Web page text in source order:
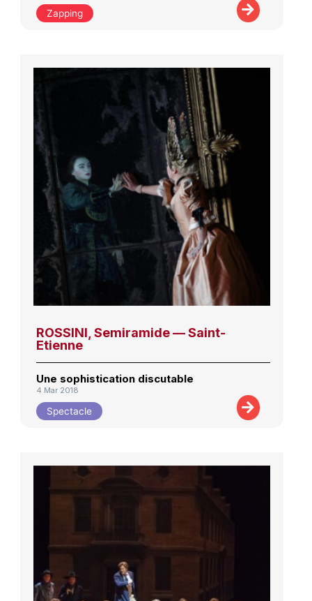
Zapping
ROSSINI, Semiramide — Saint-
Etienne
Une sophistication discutable
4 Mar 2018
Spectacle